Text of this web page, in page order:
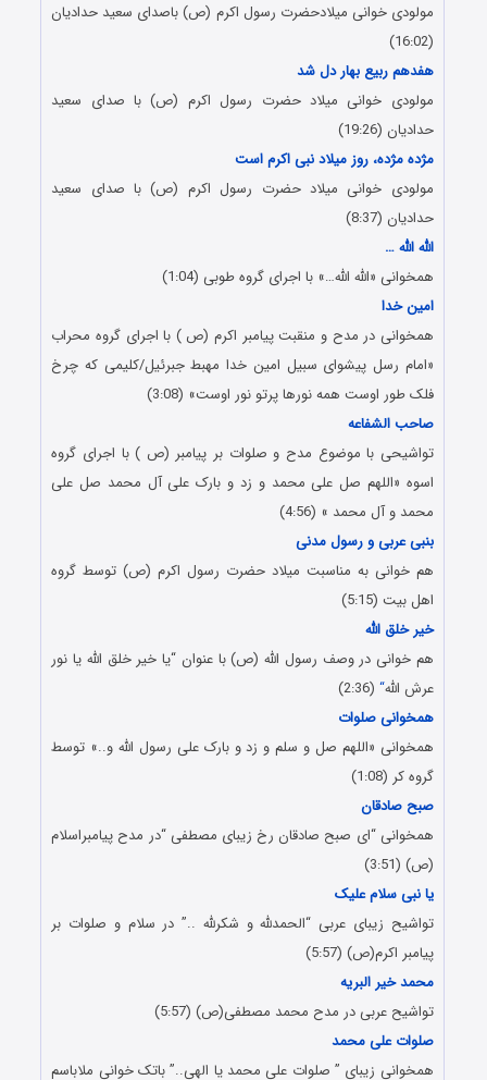
مولودی خوانی میلادحضرت رسول اکرم (ص) باصدای سعید حدادیان
(16:02)
هفدهم ربیع بهار دل شد
مولودی خوانی میلاد حضرت رسول اکرم (ص) با صدای سعید
حدادیان (19:26)
مژده مژده، روز میلاد نبی اکرم است
مولودی خوانی میلاد حضرت رسول اکرم (ص) با صدای سعید
حدادیان (8:37)
الله الله …
همخوانی «الله الله…» با اجرای گروه طوبی (1:04)
امین خدا
همخوانی در مدح و منقبت پیامبر اکرم (ص ) با اجرای گروه محراب
«امام رسل پیشوای سبیل امین خدا مهبط جبرئیل/کلیمی که چرخ
فلک طور اوست همه نورها پرتو نور اوست» (3:08)
صاحب الشفاعه
تواشیحی با موضوع مدح و صلوات بر پیامبر (ص ) با اجرای گروه
اسوه «اللهم صل علی محمد و زد و بارک علی آل محمد صل علی
محمد و آل محمد » (4:56)
بنبی عربی و رسول مدنی
هم خوانی به مناسبت میلاد حضرت رسول اکرم (ص) توسط گروه
اهل بیت (5:15)
خیر خلق الله
هم خوانی در وصف رسول الله (ص) با عنوان “یا خیر خلق الله یا نور
عرش الله“
(2:36)
همخوانی صلوات
همخوانی «اللهم صل و سلم و زد و بارک علی رسول الله و..» توسط
گروه کر (1:08)
صبح صادقان
همخوانی “ای صبح صادقان رخ زیبای مصطفی “در مدح پیامبراسلام
(ص) (3:51)
یا نبی سلام علیک
تواشیح زیبای عربی “الحمدلله و شکرلله ..” در سلام و صلوات بر
پیامبر اکرم(ص) (5:57)
محمد خیر البریه
تواشیح عربی در مدح محمد مصطفی(ص) (5:57)
صلوات علی محمد
همخوانی زیبای ” صلوات علی محمد یا الهی..” باتک خوانی ملاباسم